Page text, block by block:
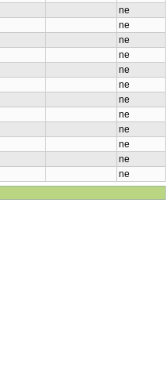
ne
ne
ne
ne
ne
ne
ne
ne
ne
ne
ne
ne